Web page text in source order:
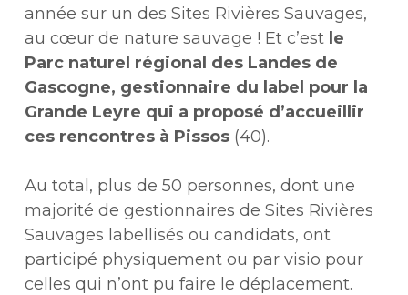
année sur un des Sites Rivières Sauvages,
au cœur de nature sauvage ! Et c’est le
Parc naturel régional des Landes de
Gascogne, gestionnaire du label pour la
Grande Leyre qui a proposé d’accueillir
ces rencontres à Pissos(40).
Au total, plus de 50 personnes, dont une
majorité de gestionnaires de Sites Rivières
Sauvages labellisés ou candidats, ont
participé physiquement ou par visio pour
celles qui n’ont pu faire le déplacement.